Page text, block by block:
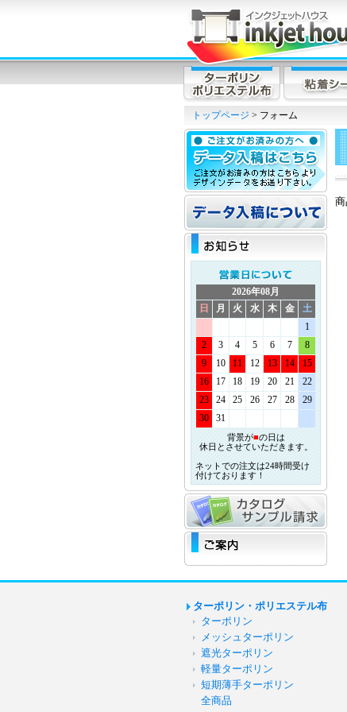
トップページ > フォーム
2026年08月
日
月 火 水 木 金
土
1
2
3 4 5 6 7
8
9
10 11 12 13 14
15
16
17 18 19 20 21
22
23
24 25 26 27 28
29
30
31
背景が■の日は
休日とさせていただきます。
ネットでの注文は24時間受け
付けております！
商
ターポリン・ポリエステル布
ターポリン
メッシュターポリン
遮光ターポリン
軽量ターポリン
短期薄手ターポリン
全商品